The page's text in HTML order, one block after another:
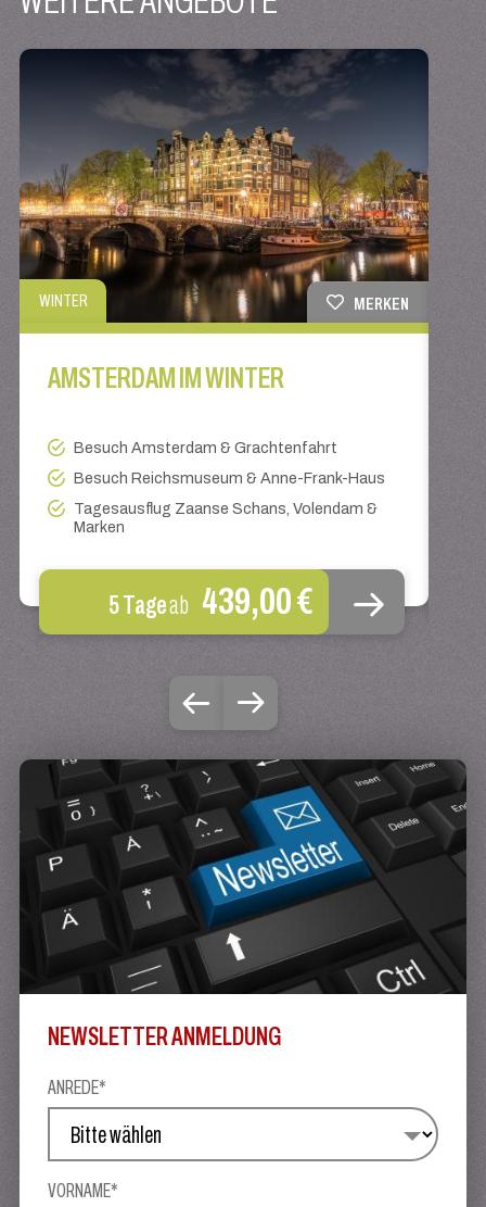
WINTER MERKEN
AMSTERDAM IM WINTER
Besuch Amsterdam & Grachtenfahrt
Besuch Reichsmuseum & Anne-Frank-Haus
Tagesausflug Zaanse Schans, Volendam &
Marken
5 Tageab 439,00 €
NEWSLETTER ANMELDUNG
ANREDE*
VORNAME*